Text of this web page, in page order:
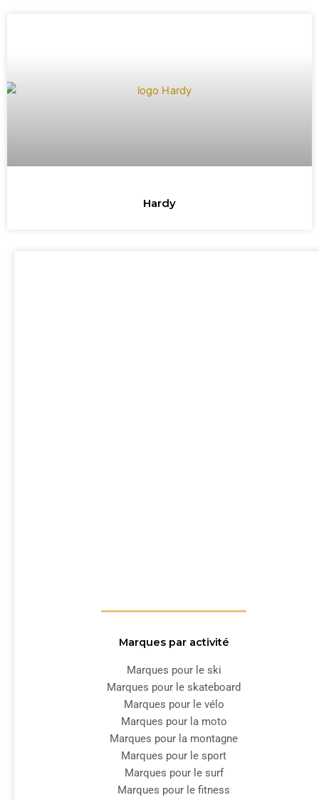
Hardy
Marques par activité
Marques pour le ski
Marques pour le skateboard
Marques pour le vélo
Marques pour la moto
Marques pour la montagne
Marques pour le sport
Marques pour le surf
Marques pour le fitness